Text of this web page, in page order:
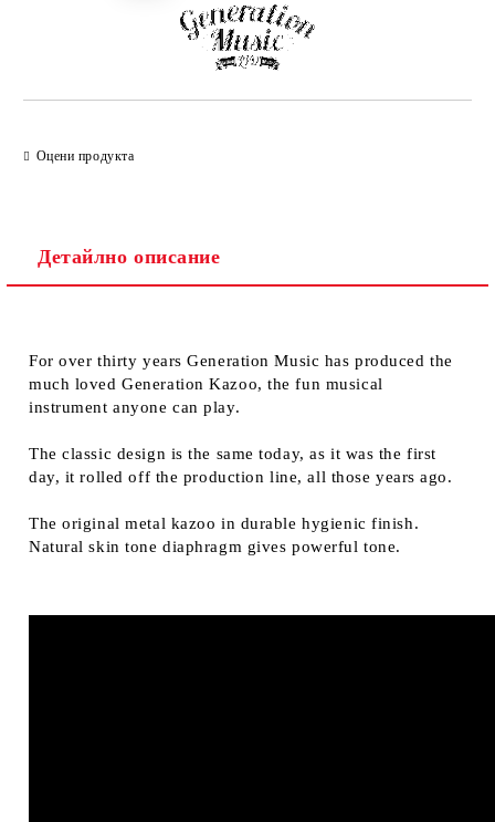
Оцени продукта
Детайлно описание
For over thirty years Generation Music has produced the
much loved Generation Kazoo, the fun musical
instrument anyone can play.
The classic design is the same today, as it was the first
day, it rolled off the production line, all those years ago.
The original metal kazoo in durable hygienic finish.
Natural skin tone diaphragm gives powerful tone.